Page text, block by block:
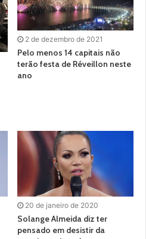
2 de dezembro de 2021
Pelo menos 14 capitais não
terão festa de Réveillon neste
ano
20 de janeiro de 2020
Solange Almeida diz ter
pensado em desistir da